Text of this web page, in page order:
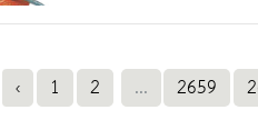
‹ 1 2 ... 2659